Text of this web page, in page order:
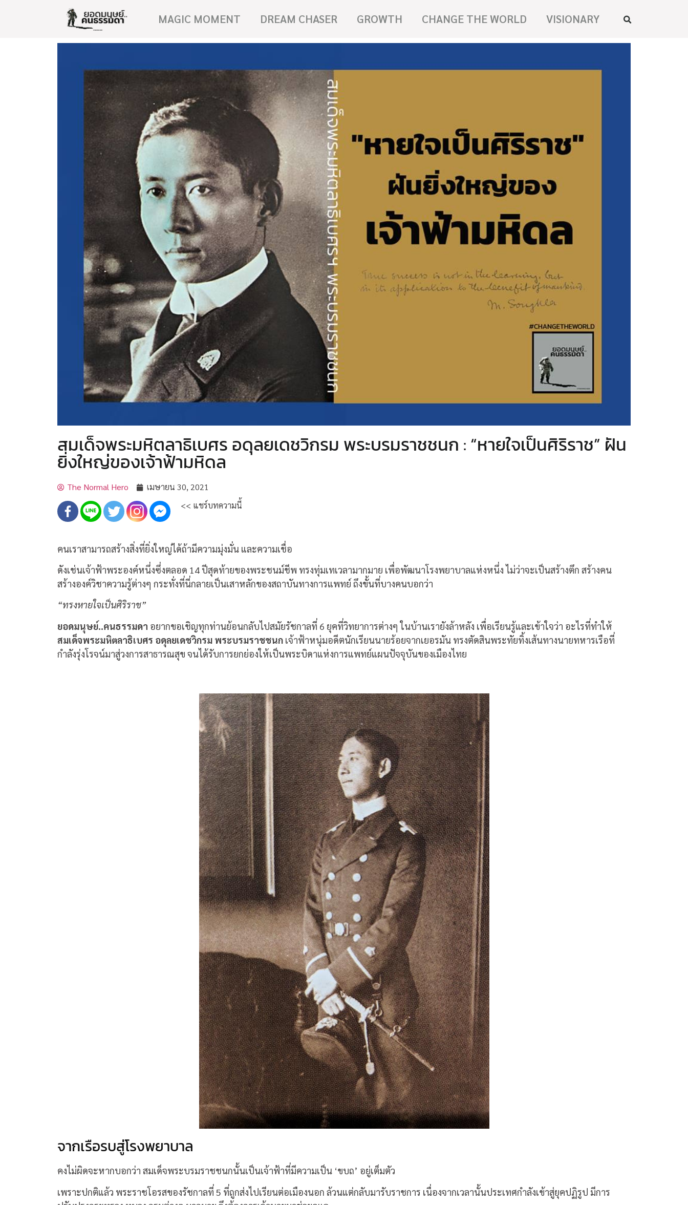
MAGIC MOMENT DREAM CHASER GROWTH CHANGE THE WORLD VISIONARY
สมเด็จพระมหิตลาธิเบศร อดุลยเดชวิกรม พระบรมราชชนก : “หายใจเป็นศิริราช” ฝัน
ยิ่งใหญ่ของเจ้าฟ้ามหิดล
The Normal Hero
เมษายน 30, 2021
<< แชร์บทความนี้
คนเราสามารถสร้างสิ่งที่ยิ่งใหญ่ได้ถ้ามีความมุ่งมั่น และความเชื่อ
ดังเช่นเจ้าฟ้าพระองค์หนึ่งซึ่งตลอด 14 ปีสุดท้ายของพระชนม์ชีพ ทรงทุ่มเทเวลามากมาย เพื่อพัฒนาโรงพยาบาลแห่งหนึ่ง ไม่ว่าจะเป็นสร้างตึก สร้างคน
สร้างองค์วิชาความรู้ต่างๆ กระทั่งที่นี่กลายเป็นเสาหลักของสถาบันทางการแพทย์ ถึงขั้นที่บางคนบอกว่า
“ทรงหายใจเป็นศิริราช”
ยอดมนุษย์..คนธรรมดา อยากขอเชิญทุกท่านย้อนกลับไปสมัยรัชกาลที่ 6 ยุคที่วิทยาการต่างๆ ในบ้านเรายังล้าหลัง เพื่อเรียนรู้และเข้าใจว่า อะไรที่ทำให้
สมเด็จพระมหิตลาธิเบศร อดุลยเดชวิกรม พระบรมราชชนก เจ้าฟ้าหนุ่มอดีตนักเรียนนายร้อยจากเยอรมัน ทรงตัดสินพระทัยทิ้งเส้นทางนายทหารเรือที่
กำลังรุ่งโรจน์มาสู่วงการสาธารณสุข จนได้รับการยกย่องให้เป็นพระบิดาแห่งการแพทย์แผนปัจจุบันของเมืองไทย
จากเรือรบสู่โรงพยาบาล
คงไม่ผิดจะหากบอกว่า สมเด็จพระบรมราชชนกนั้นเป็นเจ้าฟ้าที่มีความเป็น ‘ขบถ’ อยู่เต็มตัว
เพราะปกติแล้ว พระราชโอรสของรัชกาลที่ 5 ที่ถูกส่งไปเรียนต่อเมืองนอก ล้วนแต่กลับมารับราชการ เนื่องจากเวลานั้นประเทศกำลังเข้าสู่ยุคปฏิรูป มีการ